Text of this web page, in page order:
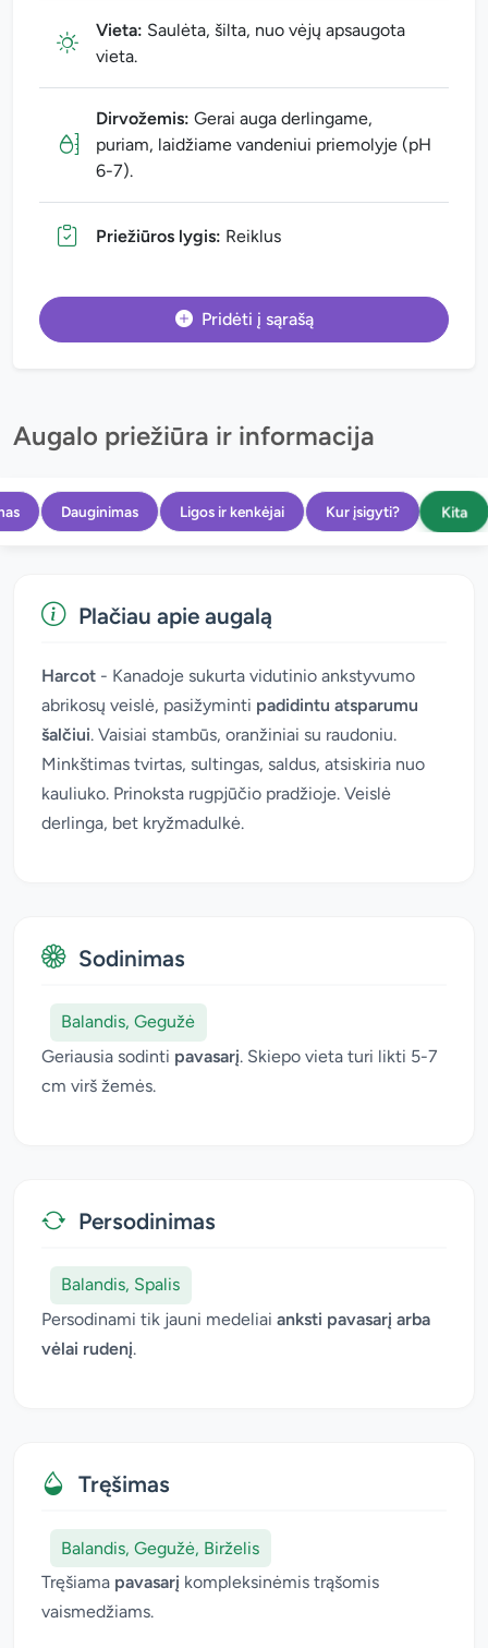
Vieta: Saulėta, šilta, nuo vėjų apsaugota
vieta.
Dirvožemis: Gerai auga derlingame,
puriam, laidžiame vandeniui priemolyje (pH
6-7).
Priežiūros lygis: Reiklus
Pridėti į sąrašą
Augalo priežiūra ir informacija
Dauginimas Ligos ir kenkėjai Kur įsigyti? Kita
Plačiau apie augalą
Harcot - Kanadoje sukurta vidutinio ankstyvumo
abrikosų veislė, pasižyminti padidintu atsparumu
šalčiui. Vaisiai stambūs, oranžiniai su raudoniu.
Minkštimas tvirtas, sultingas, saldus, atsiskiria nuo
kauliuko. Prinoksta rugpjūčio pradžioje. Veislė
derlinga, bet kryžmadulkė.
Sodinimas
Balandis, Gegužė
Geriausia sodinti pavasarį. Skiepo vieta turi likti 5-7
cm virš žemės.
Persodinimas
Balandis, Spalis
Persodinami tik jauni medeliai anksti pavasarį arba
vėlai rudenį.
Tręšimas
Balandis, Gegužė, Birželis
Tręšiama pavasarį kompleksinėmis trąšomis
vaismedžiams.